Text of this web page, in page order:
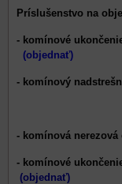
Príslušenstvo na
- komínové
(objednať)
- komínový
- komínová
- komínové
(objednať)